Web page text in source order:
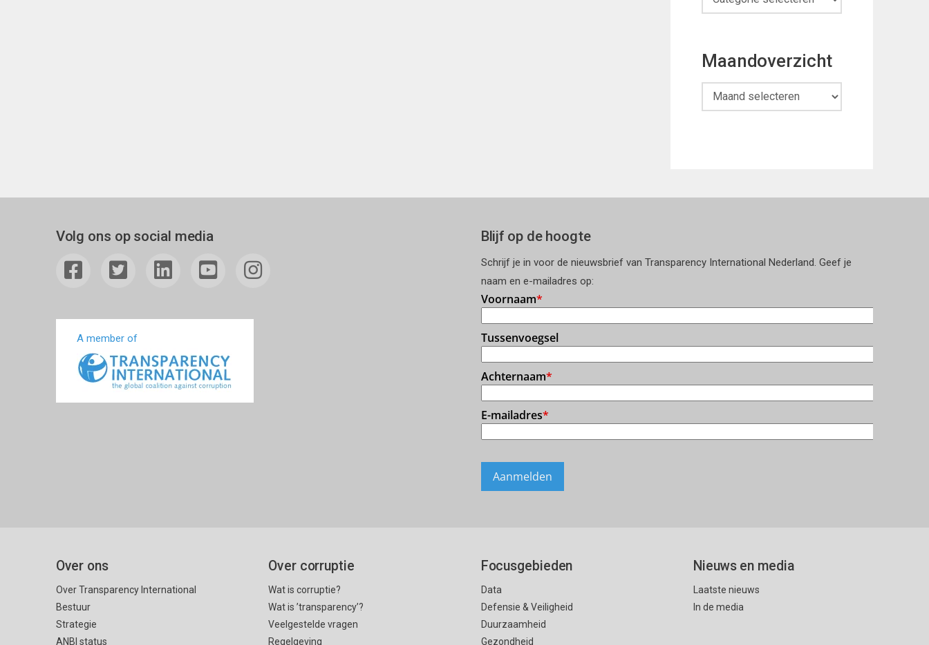
Maandoverzicht
Maandoverzicht
Volg ons op social media
A member of
Blijf op de hoogte
Schrijf je in voor de nieuwsbrief van Transparency International Nederland. Geef je
naam en e-mailadres op:
Over ons
Over Transparency International
Bestuur
Strategie
ANBI status
Over corruptie
Wat is corruptie?
Wat is ’transparency’?
Veelgestelde vragen
Regelgeving
Focusgebieden
Data
Defensie & Veiligheid
Duurzaamheid
Gezondheid
Nieuws en media
Laatste nieuws
In de media